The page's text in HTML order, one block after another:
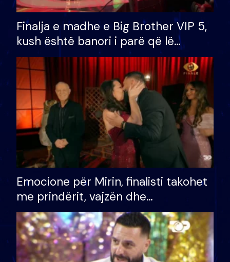
Finalja e madhe e Big Brother VIP 5,
kush është banori i parë që lë
shtëpinë dhe humb mundësinë për
të fituar çmimin e madh
Emocione për Mirin, finalisti takohet
me prindërit, vajzën dhe
bashkëshorten: S’kemi ndonjë letër
divorci apo jo?